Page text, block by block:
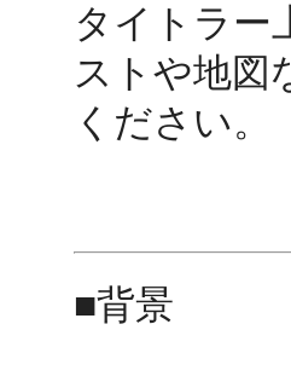
タイトラー
ストや地図
ください。
■背景